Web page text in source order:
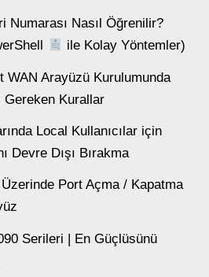
Numarası Nasıl Öğrenilir?
ile Kolay Yöntemler)
WAN Arayüzü Kurulumunda
Kurallar
Local Kullanıcılar için
Devre Dışı Bırakma
Port Açma / Kapatma
Serileri | En Güçlüsünü